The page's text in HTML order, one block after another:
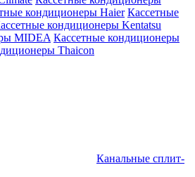
кондиционеры Haier Кассетные
кондиционеры Kentatsu
MIDEA Кассетные кондиционеры
Thaicon
Канальные сплит-